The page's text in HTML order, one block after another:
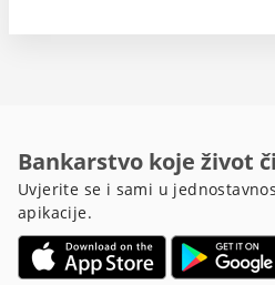
Bankarstvo koje život
Uvjerite se i sami u
apikacije.